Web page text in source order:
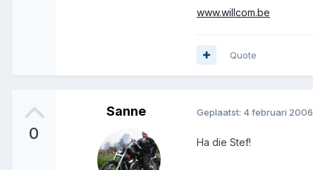
www.willcom.be
Quote
0
Sanne Geplaatst: 4 februari 2006
Ha die Stef!